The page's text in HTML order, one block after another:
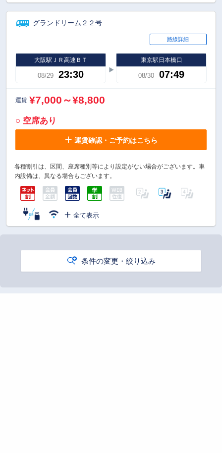
グランドリーム２２号
路線詳細
大阪駅ＪＲ高速ＢＴ
08/29 23:30
東京駅日本橋口
08/30 07:49
運賃 ¥7,000～¥8,800
○ 空席あり
運賃確認・ご予約はこちら
各種割引は、区間、座席種別等により設定がない場合がございます。車
内設備は、異なる場合もございます。
全て表示
条件の変更・絞り込み